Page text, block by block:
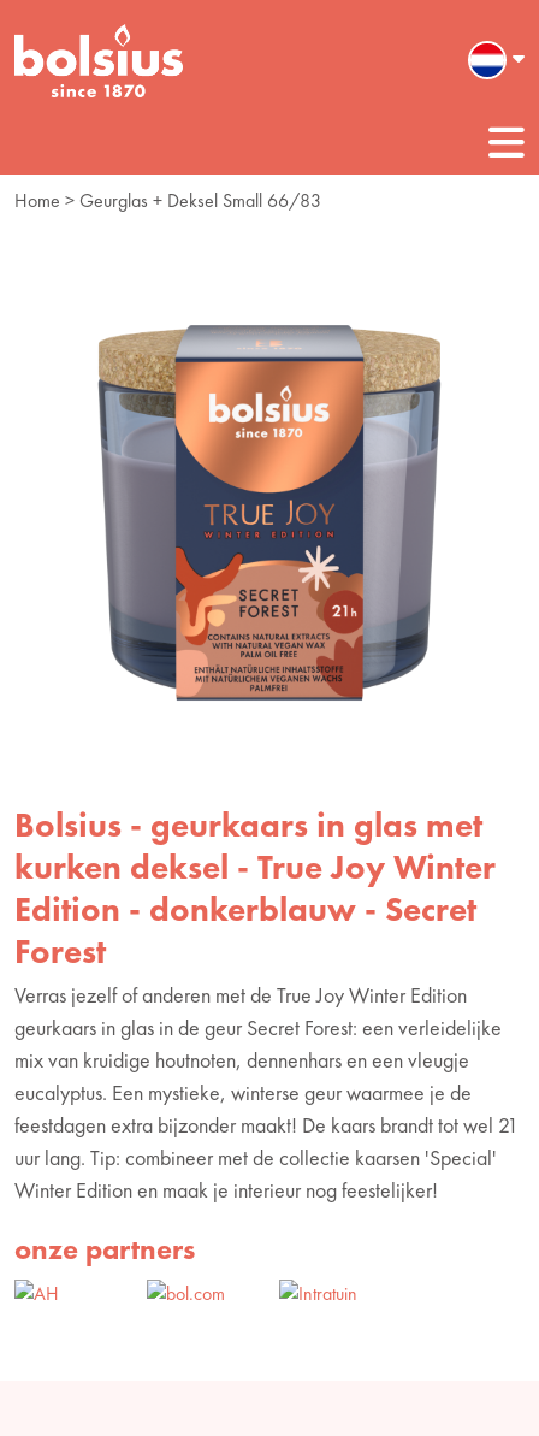
Home > Geurglas + Deksel Small 66/83
Bolsius - geurkaars in glas met
kurken deksel - True Joy Winter
Edition - donkerblauw - Secret
Forest
Verras jezelf of anderen met de True Joy Winter Edition
geurkaars in glas in de geur Secret Forest: een verleidelijke
mix van kruidige houtnoten, dennenhars en een vleugje
eucalyptus. Een mystieke, winterse geur waarmee je de
feestdagen extra bijzonder maakt! De kaars brandt tot wel 21
uur lang. Tip: combineer met de collectie kaarsen 'Special'
Winter Edition en maak je interieur nog feestelijker!
onze partners